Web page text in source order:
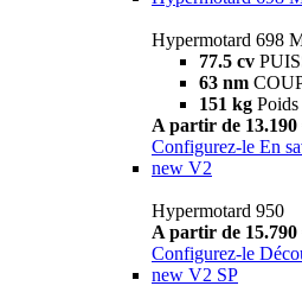
Hypermotard 698
77.5 cv
63 nm
151 kg Poids
A partir de 13.190
Configurez-le En
new V2
Hypermotard 950
A partir de 15.790
Configurez-le
new V2 SP